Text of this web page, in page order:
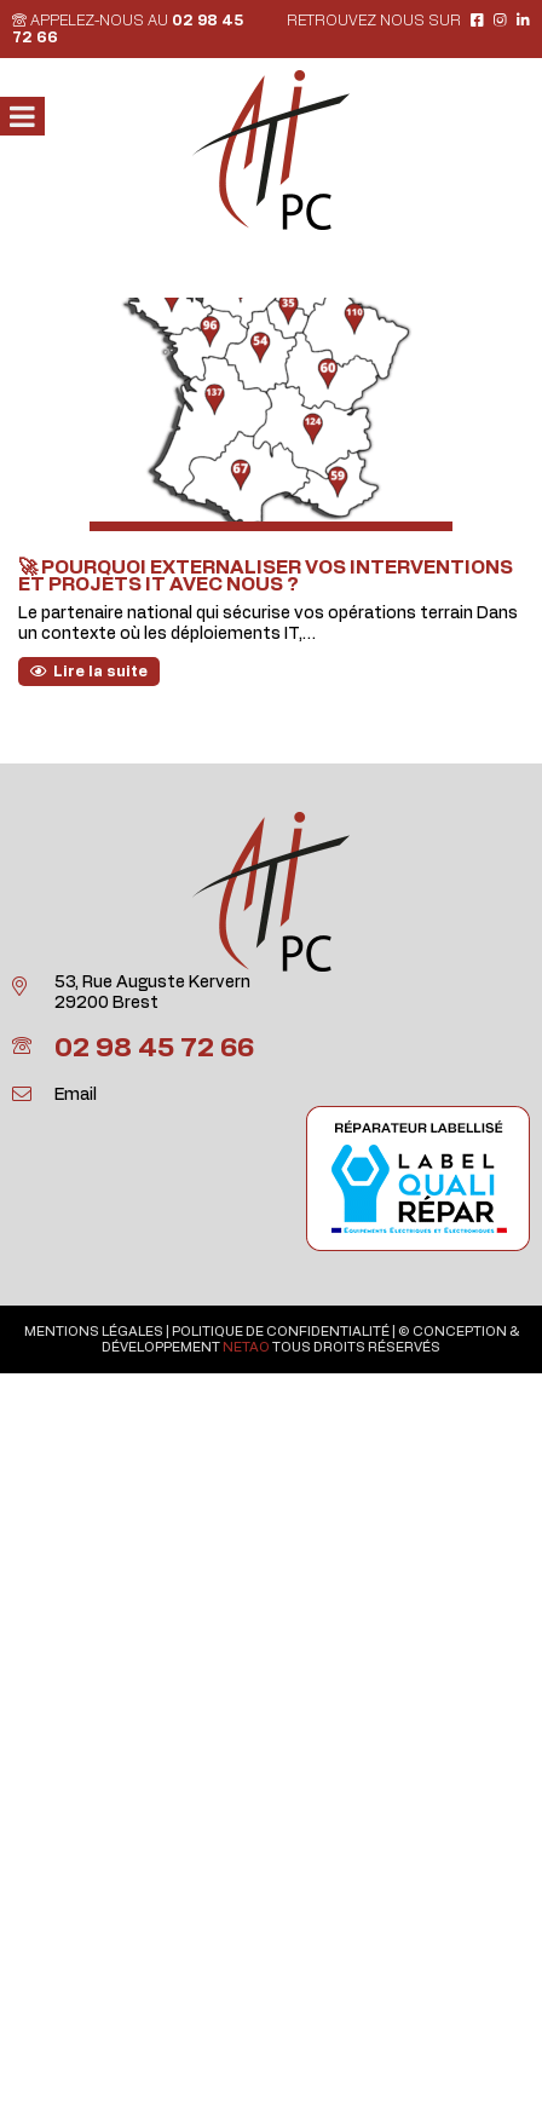
APPELEZ-NOUS AU 02 98 45
72 66
RETROUVEZ NOUS SUR
🚀 POURQUOI EXTERNALISER VOS INTERVENTIONS
ET PROJETS IT AVEC NOUS ?
Le partenaire national qui sécurise vos opérations terrain Dans
un contexte où les déploiements IT,…
Lire la suite
53, Rue Auguste Kervern
29200 Brest
02 98 45 72 66
Email
MENTIONS LÉGALES POLITIQUE DE CONFIDENTIALITÉ| © CONCEPTION &
DÉVELOPPEMENT NETAO TOUS DROITS RÉSERVÉS